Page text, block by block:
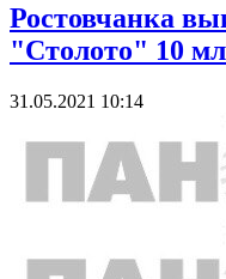
Ростовчанка
"Столото" 10
31.05.2021 10:14